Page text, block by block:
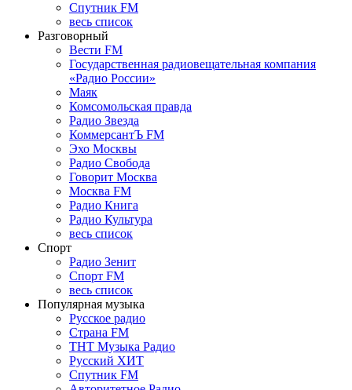
Спутник FM
весь список
Разговорный
Вести FM
Государственная радиовещательная компания
«Радио России»
Маяк
Комсомольская правда
Радио Звезда
КоммерсантЪ FM
Эхо Москвы
Радио Свобода
Говорит Москва
Москва FM
Радио Книга
Радио Культура
весь список
Спорт
Радио Зенит
Спорт FM
весь список
Популярная музыка
Русское радио
Страна FM
ТНТ Музыка Радио
Русский ХИТ
Спутник FM